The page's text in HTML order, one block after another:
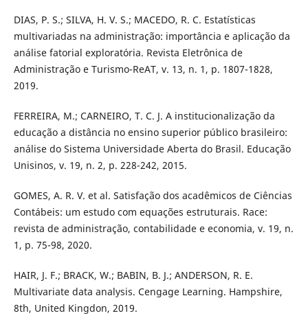
DIAS, P. S.; SILVA, H. V. S.; MACEDO, R. C. Estatísticas
multivariadas na administração: importância e aplicação da
análise fatorial exploratória. Revista Eletrônica de
Administração e Turismo-ReAT, v. 13, n. 1, p. 1807-1828,
2019.
FERREIRA, M.; CARNEIRO, T. C. J. A institucionalização da
educação a distância no ensino superior público brasileiro:
análise do Sistema Universidade Aberta do Brasil. Educação
Unisinos, v. 19, n. 2, p. 228-242, 2015.
GOMES, A. R. V. et al. Satisfação dos acadêmicos de Ciências
Contábeis: um estudo com equações estruturais. Race:
revista de administração, contabilidade e economia, v. 19, n.
1, p. 75-98, 2020.
HAIR, J. F.; BRACK, W.; BABIN, B. J.; ANDERSON, R. E.
Multivariate data analysis. Cengage Learning. Hampshire,
8th, United Kingdon, 2019.